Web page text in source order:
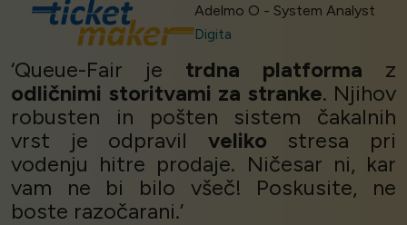
Adelmo O - System Analyst
Digita
‘Queue-Fair je trdna platforma z
odličnimi storitvami za stranke. Njihov
robusten in pošten sistem čakalnih
vrst je odpravil veliko stresa pri
vodenju hitre prodaje. Ničesar ni, kar
vam ne bi bilo všeč! Poskusite, ne
boste razočarani.’